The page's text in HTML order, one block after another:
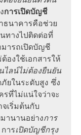
การเปิดบัญชี
ธนาคารคือช่วย
ทางไปติดต่อที่
มารถเปิดบัญชี
ต้องใช้เอกสารให้
ไลน์ไม่ต้องยืนยัน
ยในระดับสูง ซึ่ง
รที่ไม่แน่ใจว่าจะ
จเริ่มต้นกับ
านานอย่างการ
การเปิดบัญชีกรุง